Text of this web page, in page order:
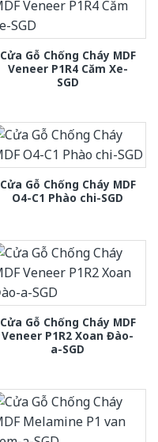
Cửa Gỗ Chống Cháy MDF
Veneer P1R4 Căm Xe-
SGD
Cửa Gỗ Chống Cháy MDF
O4-C1 Phào chi-SGD
Cửa Gỗ Chống Cháy MDF
Veneer P1R2 Xoan Đào-
a-SGD